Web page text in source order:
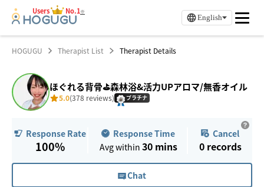
Users No.1※
English
HOGUGU Therapist List Therapist Details
ほぐれる背骨⛳️森林浴&活力UPアロマ/無香オイル
5.0(378 reviews) プラチナ
Response Rate
100%
Response Time
Avg within 30 mins
Cancel
0 records
Chat